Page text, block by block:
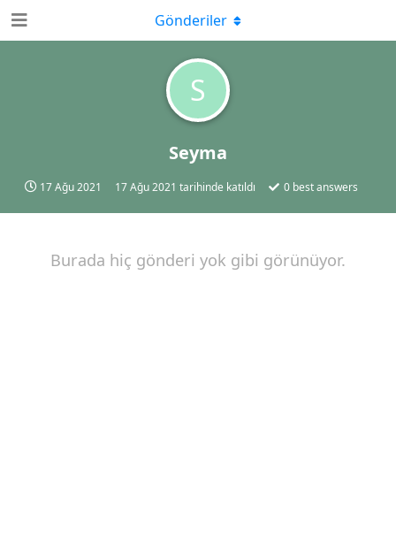
S
Seyma
17 Ağu 2021 17 Ağu 2021 tarihinde katıldı 0 best answers
Gönderiler
Burada hiç gönderi yok gibi görünüyor.